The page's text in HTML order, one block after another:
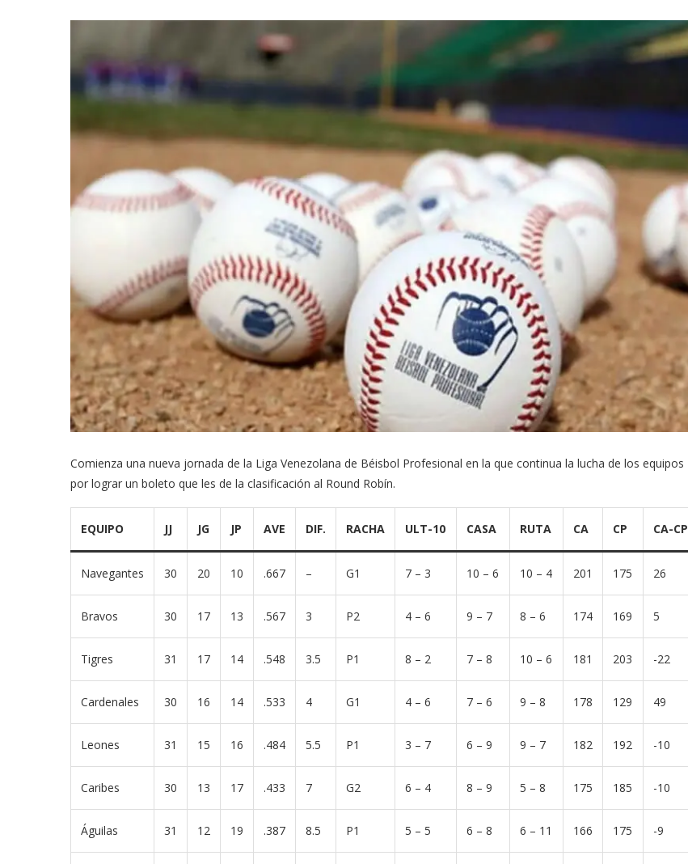
Comienza una nueva jornada de la Liga Venezolana de Béisbol Profesional en la que continua la lucha de los equipos
por lograr un boleto que les de la clasificación al Round Robín.
EQUIPO JJ JG JP AVE DIF. RACHA ULT-10 CASA RUTA CA CP CA-CP
Navegantes 30 20 10 .667 – G1 7 – 3 10 – 6 10 – 4 201 175 26
Bravos 30 17 13 .567 3 P2 4 – 6 9 – 7 8 – 6 174 169 5
Tigres 31 17 14 .548 3.5 P1 8 – 2 7 – 8 10 – 6 181 203 -22
Cardenales 30 16 14 .533 4 G1 4 – 6 7 – 6 9 – 8 178 129 49
Leones 31 15 16 .484 5.5 P1 3 – 7 6 – 9 9 – 7 182 192 -10
Caribes 30 13 17 .433 7 G2 6 – 4 8 – 9 5 – 8 175 185 -10
Águilas 31 12 19 .387 8.5 P1 5 – 5 6 – 8 6 – 11 166 175 -9